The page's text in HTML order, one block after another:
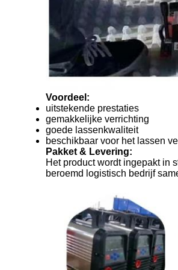
Voordeel:
uitstekende prestaties
gemakkelijke verrichting
goede lassenkwaliteit
beschikbaar voor het lassen
Pakket & Levering:
Het product wordt ingepakt in
beroemd logistisch bedrijf